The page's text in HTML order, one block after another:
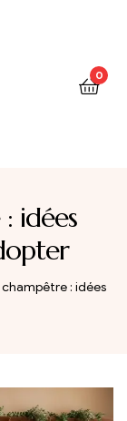
0
idées
: idées